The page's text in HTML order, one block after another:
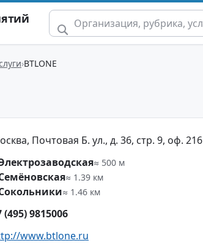
BTLONE
Почтовая Б. ул., д. 36, стр. 9, оф. 216
≈ 500 м
≈ 1.39 км
≈ 1.46 км
(495) 9815006
www.btlone.ru